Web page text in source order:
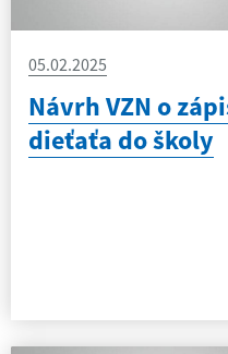
05.02.2025
Návrh VZN o
dieťaťa do školy